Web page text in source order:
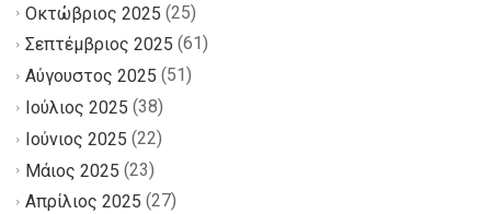
Οκτώβριος 2025 (25)
Σεπτέμβριος 2025 (61)
Αύγουστος 2025 (51)
Ιούλιος 2025 (38)
Ιούνιος 2025 (22)
Μάιος 2025 (23)
Απρίλιος 2025 (27)